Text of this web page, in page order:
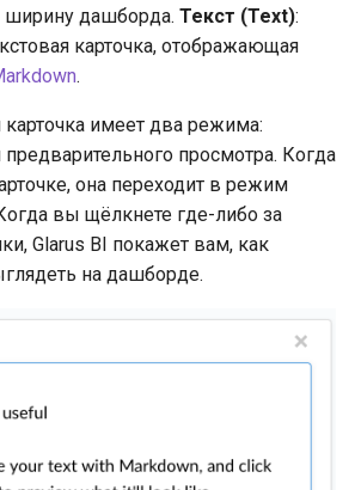
дашборда. Текст (Text):
карточка, отображающая
.
карточка имеет два режима:
просмотра. Когда
она переходит в режим
вы щёлкнете где-либо за
Glarus BI покажет вам, как
на дашборде.